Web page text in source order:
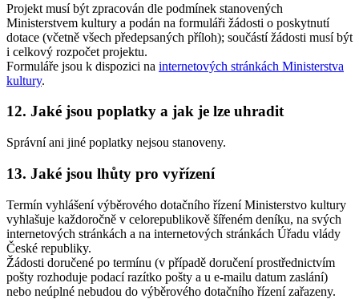
Projekt musí být zpracován dle podmínek stanovených
Ministerstvem kultury a podán na formuláři žádosti o poskytnutí
dotace (včetně všech předepsaných příloh); součástí žádosti musí být
i celkový rozpočet projektu.
Formuláře jsou k dispozici na internetových stránkách Ministerstva
kultury.
12. Jaké jsou poplatky a jak je lze uhradit
Správní ani jiné poplatky nejsou stanoveny.
13. Jaké jsou lhůty pro vyřízení
Termín vyhlášení výběrového dotačního řízení Ministerstvo kultury
vyhlašuje každoročně v celorepublikově šířeném deníku, na svých
internetových stránkách a na internetových stránkách Úřadu vlády
České republiky.
Žádosti doručené po termínu (v případě doručení prostřednictvím
pošty rozhoduje podací razítko pošty a u e-mailu datum zaslání)
nebo neúplné nebudou do výběrového dotačního řízení zařazeny.